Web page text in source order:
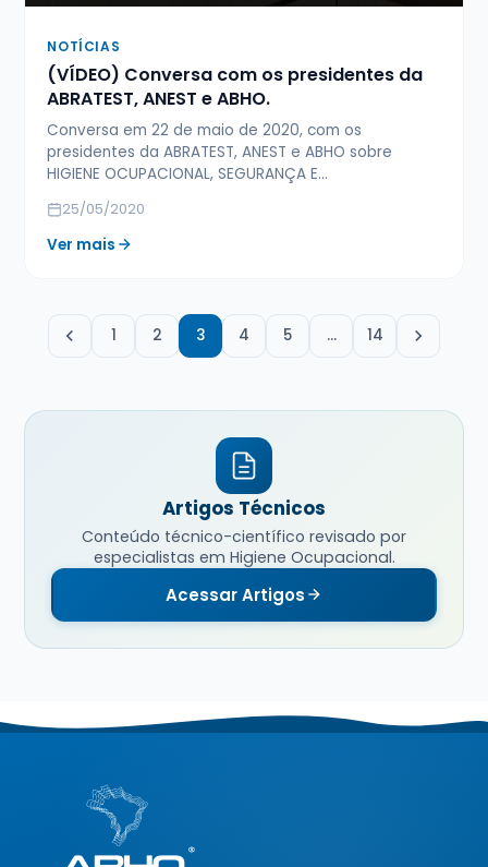
NOTÍCIAS
(VÍDEO) Conversa com os presidentes da
ABRATEST, ANEST e ABHO.
Conversa em 22 de maio de 2020, com os
presidentes da ABRATEST, ANEST e ABHO sobre
HIGIENE OCUPACIONAL, SEGURANÇA E…
25/05/2020
Ver mais
1 2 3 4 5 … 14
Artigos Técnicos
Conteúdo técnico-científico revisado por
especialistas em Higiene Ocupacional.
Acessar Artigos